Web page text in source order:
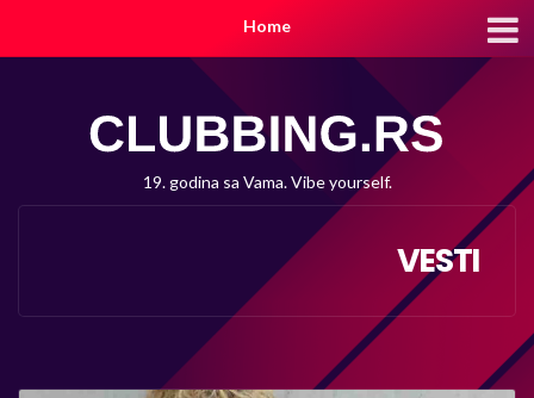
Home
19. godina sa Vama. Vibe yourself.
VESTI